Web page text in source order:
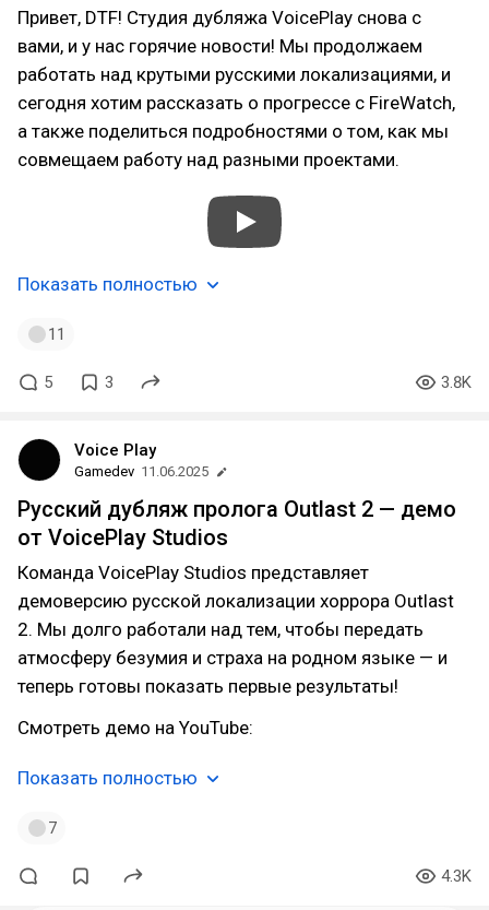
Привет, DTF! Студия дубляжа VoicePlay снова с
вами, и у нас горячие новости! Мы продолжаем
работать над крутыми русскими локализациями, и
сегодня хотим рассказать о прогрессе с FireWatch,
а также поделиться подробностями о том, как мы
совмещаем работу над разными проектами.
Показать полностью
11
5 3 3.8K
Voice Play
Gamedev 11.06.2025
Русский дубляж пролога Outlast 2 — демо
от VoicePlay Studios
Команда VoicePlay Studios представляет
демоверсию русской локализации хоррора Outlast
2. Мы долго работали над тем, чтобы передать
атмосферу безумия и страха на родном языке — и
теперь готовы показать первые результаты!
Смотреть демо на YouTube:
Показать полностью
7
4.3K